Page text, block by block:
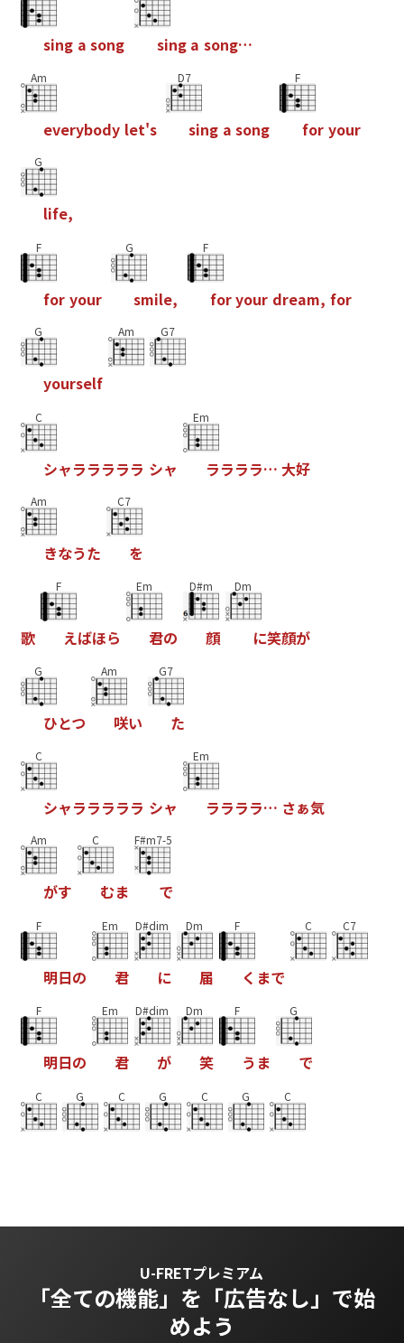
sing a song sing a song…
Am
everybody let's
D7
sing a song
F
for your
G
life,
F
for your
G
smile,
F
foryour dream, for
G
yourself
Am G7
C
シャラララララ シャ
Em
ララララ… 大好
Am
きなうた
C7
を
歌
F
えばほら
Em
君の
D#m
顔
Dm
に笑顔が
G
ひとつ
Am
咲い
G7
た
C
シャラララララ シャ
Em
ララララ… さぁ気
Am
がす
C
むま
F#m7-5
で
F
明日の
Em
君
D#dim
に
Dm
届
F
く まで
C C7
F
明日の
Em
君
D#dim
が
Dm
笑
F
う ま
G
で
C G C G C G C
U-FRETプレミアム
「全ての機能」を 「広告なし」で始
めよう